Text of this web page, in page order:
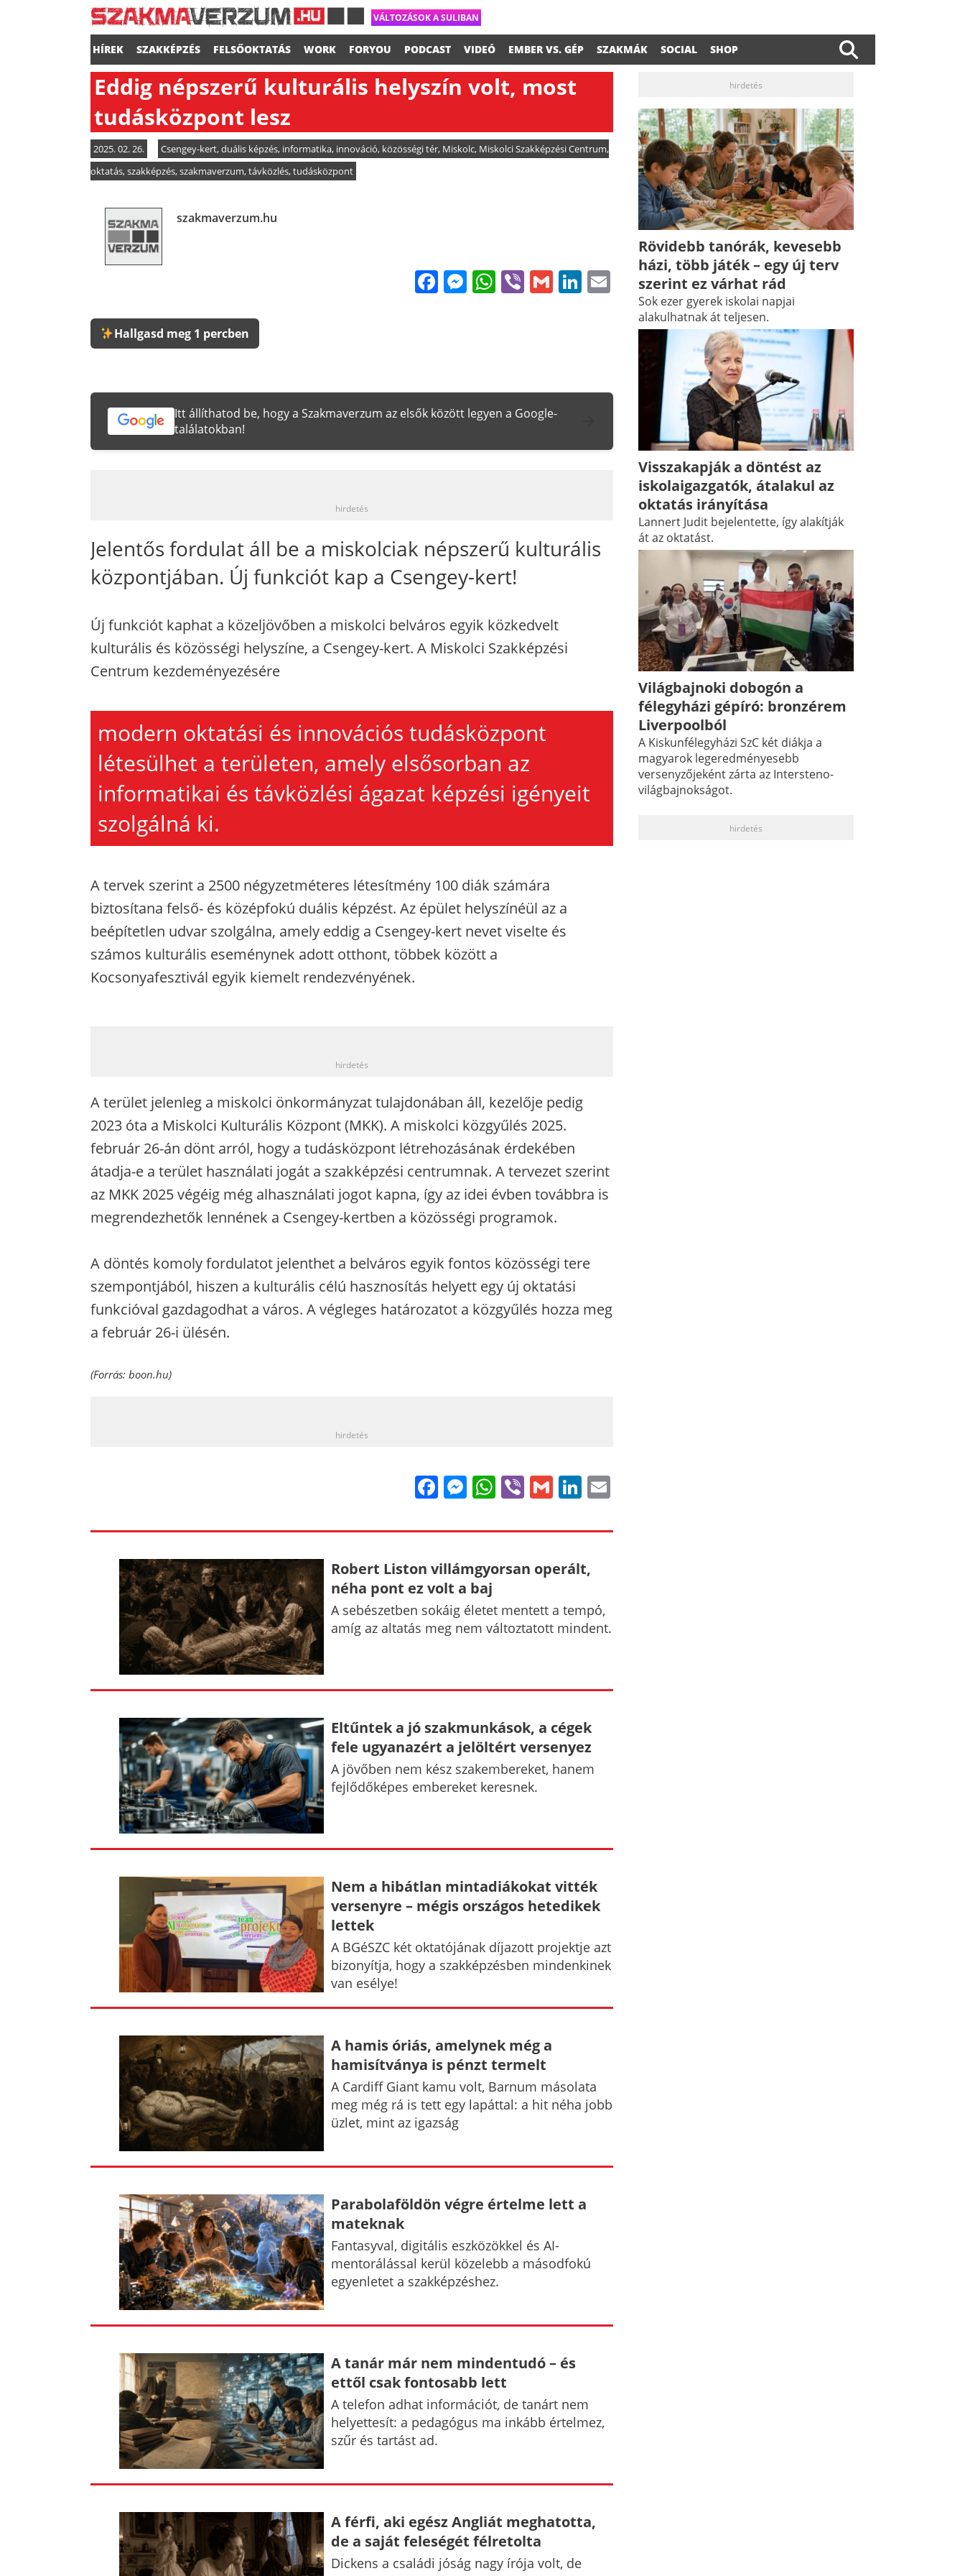
VÁLTOZÁSOK A SULIBAN
HÍREK SZAKKÉPZÉS FELSŐOKTATÁS WORK FORYOU PODCAST VIDEÓ EMBER VS. GÉP SZAKMÁK SOCIAL SHOP
Eddig népszerű kulturális helyszín volt, most
tudásközpont lesz
2025. 02. 26. Csengey-kert,duális képzés, informatika, innováció, közösségi tér, Miskolc, Miskolci Szakképzési Centrum,
oktatás,szakképzés,szakmaverzum,távközlés,tudásközpont
szakmaverzum.hu
Facebook
Messenger
WhatsApp
ViberGmailLinkedIn
Email
Hallgasd meg 1 percben
Itt állíthatod be, hogy a Szakmaverzum az elsők között legyen a Google-
találatokban!
hirdetés
Jelentős fordulat áll be a miskolciak népszerű kulturális
központjában. Új funkciót kap a Csengey-kert!
Új funkciót kaphat a közeljövőben a miskolci belváros egyik közkedvelt
kulturális és közösségi helyszíne, a Csengey-kert. A Miskolci Szakképzési
Centrum kezdeményezésére
modern oktatási és innovációs tudásközpont
létesülhet a területen, amely elsősorban az
informatikai és távközlési ágazat képzési igényeit
szolgálná ki.
A tervek szerint a 2500 négyzetméteres létesítmény 100 diák számára
biztosítana felső- és középfokú duális képzést. Az épület helyszínéül az a
beépítetlen udvar szolgálna, amely eddig a Csengey-kert nevet viselte és
számos kulturális eseménynek adott otthont, többek között a
Kocsonyafesztivál egyik kiemelt rendezvényének.
hirdetés
A terület jelenleg a miskolci önkormányzat tulajdonában áll, kezelője pedig
2023 óta a Miskolci Kulturális Központ (MKK). A miskolci közgyűlés 2025.
február 26-án dönt arról, hogy a tudásközpont létrehozásának érdekében
átadja-e a terület használati jogát a szakképzési centrumnak. A tervezet szerint
az MKK 2025 végéig még alhasználati jogot kapna, így az idei évben továbbra is
megrendezhetők lennének a Csengey-kertben a közösségi programok.
A döntés komoly fordulatot jelenthet a belváros egyik fontos közösségi tere
szempontjából, hiszen a kulturális célú hasznosítás helyett egy új oktatási
funkcióval gazdagodhat a város. A végleges határozatot a közgyűlés hozza meg
a február 26-i ülésén.
(Forrás: boon.hu)
hirdetés
Facebook
Messenger
WhatsApp
ViberGmailLinkedIn
Email
Robert Liston villámgyorsan operált,
néha pont ez volt a baj
A sebészetben sokáig életet mentett a tempó,
amíg az altatás meg nem változtatott mindent.
Eltűntek a jó szakmunkások, a cégek
fele ugyanazért a jelöltért versenyez
A jövőben nem kész szakembereket, hanem
fejlődőképes embereket keresnek.
Nem a hibátlan mintadiákokat vitték
versenyre – mégis országos hetedikek
lettek
A BGéSZC két oktatójának díjazott projektje azt
bizonyítja, hogy a szakképzésben mindenkinek
van esélye!
A hamis óriás, amelynek még a
hamisítványa is pénzt termelt
A Cardiff Giant kamu volt, Barnum másolata
meg még rá is tett egy lapáttal: a hit néha jobb
üzlet, mint az igazság
Parabolaföldön végre értelme lett a
mateknak
Fantasyval, digitális eszközökkel és AI-
mentorálással kerül közelebb a másodfokú
egyenletet a szakképzéshez.
A tanár már nem mindentudó – és
ettől csak fontosabb lett
A telefon adhat információt, de tanárt nem
helyettesít: a pedagógus ma inkább értelmez,
szűr és tartást ad.
A férfi, aki egész Angliát meghatotta,
de a saját feleségét félretolta
Dickens a családi jóság nagy írója volt, de
hirdetés
Rövidebb tanórák, kevesebb
házi, több játék – egy új terv
szerint ez várhat rád
Sok ezer gyerek iskolai napjai
alakulhatnak át teljesen.
Visszakapják a döntést az
iskolaigazgatók, átalakul az
oktatás irányítása
Lannert Judit bejelentette, így alakítják
át az oktatást.
Világbajnoki dobogón a
félegyházi gépíró: bronzérem
Liverpoolból
A Kiskunfélegyházi SzC két diákja a
magyarok legeredményesebb
versenyzőjeként zárta az Intersteno-
világbajnokságot.
hirdetés